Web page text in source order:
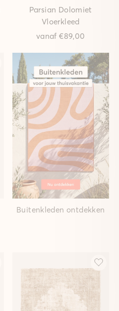
Parsian Dolomiet
Vloerkleed
vanaf€89,00
Buitenkleden ontdekken